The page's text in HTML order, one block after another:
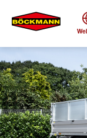
Zoek